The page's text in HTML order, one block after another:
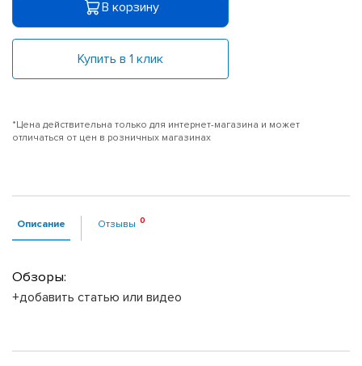
В корзину
Купить в 1 клик
*Цена действительна только для интернет-магазина и может
отличаться от цен в розничных магазинах
Описание Отзывы
Обзоры:
+добавить статью или видео